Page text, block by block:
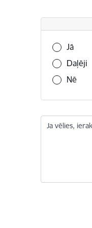
Vai šī
Jā
Daļēji
Nē
Ja vēlies,